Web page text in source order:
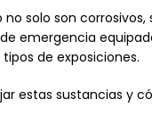
solo son
emergencia
de exposiciones.
estas sustancias y